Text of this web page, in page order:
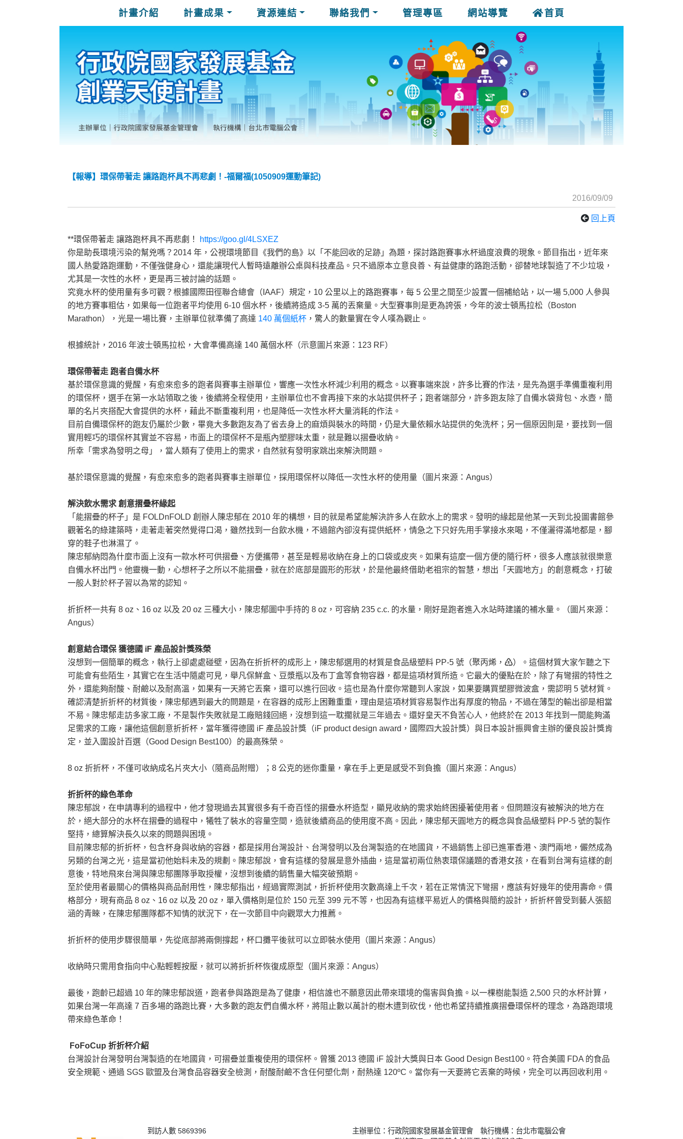
計畫介紹 計畫成果 資源連結 聯絡我們 管理專區 網站導覽 首頁
【報導】環保帶著走 讓路跑杯具不再悲劇！-福爾福(1050909運動筆記)
2016/09/09
回上頁
**環保帶著走 讓路跑杯具不再悲劇！
https://goo.gl/4LSXEZ
你是助長環境污染的幫兇嗎？2014 年，公視環境節目《我們的島》以「不能回收的足跡」為題，探討路跑賽事水杯過度浪費的現象。節目指出，近年來
國人熱愛路跑運動，不僅強健身心，還能讓現代人暫時遠離辦公桌與科技產品。只不過原本立意良善、有益健康的路跑活動，卻替地球製造了不少垃圾，
尤其是一次性的水杯，更是再三被討論的話題。
究竟水杯的使用量有多可觀？根據國際田徑聯合總會（IAAF）規定，10 公里以上的路跑賽事，每 5 公里之間至少設置一個補給站，以一場 5,000 人參與
的地方賽事粗估，如果每一位跑者平均使用 6-10 個水杯，後續將造成 3-5 萬的丟棄量。大型賽事則是更為誇張，今年的波士頓馬拉松（Boston
Marathon），光是一場比賽，主辦單位就準備了高達 140 萬個紙杯 ，驚人的數量實在令人嘆為觀止。
根據統計，2016 年波士頓馬拉松，大會準備高達 140 萬個水杯（示意圖片來源：123 RF）
環保帶著走 跑者自備水杯
基於環保意識的覺醒，有愈來愈多的跑者與賽事主辦單位，響應一次性水杯減少利用的概念。以賽事端來說，許多比賽的作法，是先為選手準備重複利用
的環保杯，選手在第一水站領取之後，後續將全程使用，主辦單位也不會再接下來的水站提供杯子；跑者端部分，許多跑友除了自備水袋背包、水壺，簡
單的名片夾搭配大會提供的水杯，藉此不斷重複利用，也是降低一次性水杯大量消耗的作法。
目前自備環保杯的跑友仍屬於少數，畢竟大多數跑友為了省去身上的麻煩與裝水的時間，仍是大量依賴水站提供的免洗杯；另一個原因則是，要找到一個
實用輕巧的環保杯其實並不容易，市面上的環保杯不是瓶內塑膠味太重，就是難以摺疊收納。
所幸「需求為發明之母」，當人類有了使用上的需求，自然就有發明家跳出來解決問題。
基於環保意識的覺醒，有愈來愈多的跑者與賽事主辦單位，採用環保杯以降低一次性水杯的使用量（圖片來源：Angus）
解決飲水需求 創意摺疊杯緣起
「能摺疊的杯子」是 FOLDnFOLD 創辦人陳忠郁在 2010 年的構想，目的就是希望能解決許多人在飲水上的需求。發明的緣起是他某一天到北投圖書館參
觀著名的綠建築時，走著走著突然覺得口渴，雖然找到一台飲水機，不過館內卻沒有提供紙杯，情急之下只好先用手掌接水來喝，不僅灑得滿地都是，腳
穿的鞋子也淋濕了。
陳忠郁納悶為什麼市面上沒有一款水杯可供摺疊、方便攜帶，甚至是輕易收納在身上的口袋或皮夾。如果有這麼一個方便的隨行杯，很多人應該就很樂意
自備水杯出門。他靈機一動，心想杯子之所以不能摺疊，就在於底部是圓形的形狀，於是他最終借助老祖宗的智慧，想出「天圓地方」的創意概念，打破
一般人對於杯子習以為常的認知。
折折杯一共有 8 oz、16 oz 以及 20 oz 三種大小，陳忠郁圖中手持的 8 oz，可容納 235 c.c. 的水量，剛好是跑者進入水站時建議的補水量。（圖片來源：
Angus）
創意結合環保 獲德國 iF 產品設計獎殊榮
沒想到一個簡單的概念，執行上卻處處碰壁，因為在折折杯的成形上，陳忠郁選用的材質是食品級塑料 PP-5 號（聚丙烯，♷）。這個材質大家乍聽之下
可能會有些陌生，其實它在生活中隨處可見，舉凡保鮮盒、豆漿瓶以及布丁盒等食物容器，都是這項材質所造。它最大的優點在於，除了有彎摺的特性之
外，還能夠耐酸、耐鹼以及耐高溫，如果有一天將它丟棄，還可以進行回收。這也是為什麼你常聽到人家說，如果要購買塑膠微波盒，需認明 5 號材質。
確認清楚折折杯的材質後，陳忠郁遇到最大的問題是，在容器的成形上困難重重，理由是這項材質容易製作出有厚度的物品，不過在薄型的輸出卻是相當
不易。陳忠郁走訪多家工廠，不是製作失敗就是工廠賠錢回絕，沒想到這一耽擱就是三年過去。還好皇天不負苦心人，他終於在 2013 年找到一間能夠滿
足需求的工廠，讓他這個創意折折杯，當年獲得德國 iF 產品設計獎（iF product design award，國際四大設計獎）與日本設計振興會主辦的優良設計獎肯
定，並入圍設計百選（Good Design Best100）的最高殊榮。
8 oz 折折杯，不僅可收納成名片夾大小（隨商品附贈）；8 公克的迷你重量，拿在手上更是感受不到負擔（圖片來源：Angus）
折折杯的綠色革命
陳忠郁說，在申請專利的過程中，他才發現過去其實很多有千奇百怪的摺疊水杯造型，顯見收納的需求始終困擾著使用者。但問題沒有被解決的地方在
於，絕大部分的水杯在摺疊的過程中，犧牲了裝水的容量空間，造就後續商品的使用度不高。因此，陳忠郁天圓地方的概念與食品級塑料 PP-5 號的製作
堅持，總算解決長久以來的問題與困境。
目前陳忠郁的折折杯，包含杯身與收納的容器，都是採用台灣設計、台灣發明以及台灣製造的在地國貨，不過銷售上卻已進軍香港、澳門兩地，儼然成為
另類的台灣之光，這是當初他始料未及的規劃。陳忠郁說，會有這樣的發展是意外插曲，這是當初兩位熱衷環保議題的香港女孩，在看到台灣有這樣的創
意後，特地飛來台灣與陳忠郁團隊爭取授權，沒想到後續的銷售量大幅突破預期。
至於使用者最關心的價格與商品耐用性，陳忠郁指出，經過實際測試，折折杯使用次數高達上千次，若在正常情況下彎摺，應該有好幾年的使用壽命。價
格部分，現有商品 8 oz、16 oz 以及 20 oz，單入價格則是位於 150 元至 399 元不等，也因為有這樣平易近人的價格與簡約設計，折折杯曾受到藝人張韶
涵的青睞，在陳忠郁團隊都不知情的狀況下，在一次節目中向觀眾大力推薦。
折折杯的使用步驟很簡單，先從底部將兩側撐起，杯口攤平後就可以立即裝水使用（圖片來源：Angus）
收納時只需用食指向中心點輕輕按壓，就可以將折折杯恢復成原型（圖片來源：Angus）
最後，跑齡已超過 10 年的陳忠郁說道，跑者參與路跑是為了健康，相信誰也不願意因此帶來環境的傷害與負擔。以一棵樹能製造 2,500 只的水杯計算，
如果台灣一年高達 7 百多場的路跑比賽，大多數的跑友們自備水杯，將阻止數以萬計的樹木遭到砍伐，他也希望持續推廣摺疊環保杯的理念，為路跑環境
帶來綠色革命！
FoFoCup 折折杯介紹
台灣設計台灣發明台灣製造的在地國貨，可摺疊並重複使用的環保杯。曾獲 2013 德國 iF 設計大獎與日本 Good Design Best100。符合美國 FDA 的食品
安全規範、通過 SGS 歐盟及台灣食品容器安全檢測，耐酸耐鹼不含任何塑化劑，耐熱達 120ºC。當你有一天要將它丟棄的時候，完全可以再回收利用。
到訪人數 5869396
主辦單位：行政院國家發展基金管理會 執行機構：台北市電腦公會